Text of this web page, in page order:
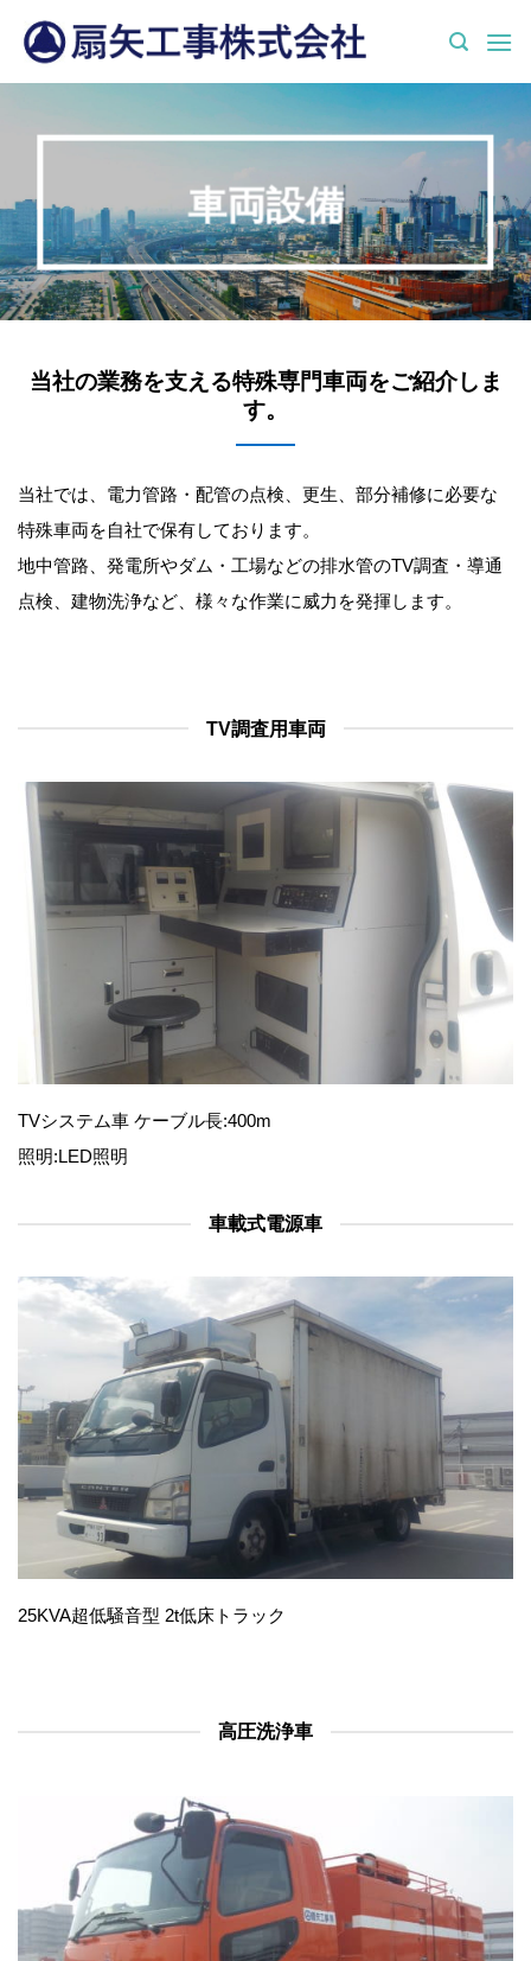
車両設備
当社の業務を支える特殊専門車両をご紹介しま
す。
当社では、電力管路・配管の点検、更生、部分補修に必要な
特殊車両を自社で保有しております。
地中管路、発電所やダム・工場などの排水管のTV調査・導通
点検、建物洗浄など、様々な作業に威力を発揮します。
TV調査用車両
TVシステム車 ケーブル長:400m
照明:LED照明
車載式電源車
25KVA超低騒音型 2t低床トラック
高圧洗浄車